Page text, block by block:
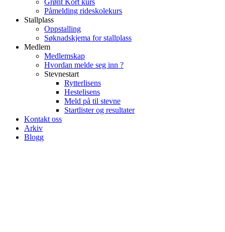
Påmelding rideskolekurs
Stallplass
Oppstalling
Søknadskjema for stallplass
Medlem
Medlemskap
Hvordan melde seg inn ?
Stevnestart
Rytterlisens
Hestelisens
Meld på til stevne
Startlister og resultater
Kontakt oss
Arkiv
Blogg